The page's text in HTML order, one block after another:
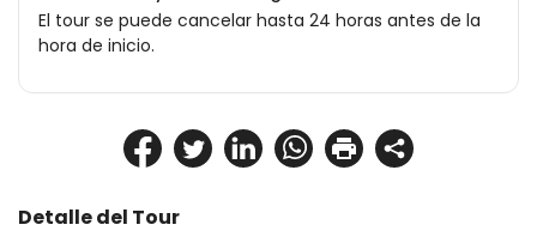
Detalle del Tour
El tour se puede cancelar hasta 24 horas antes de la
hora de inicio.